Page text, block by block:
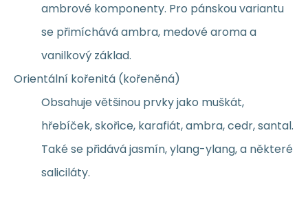
ambrové komponenty. Pro pánskou variantu
se přimíchává ambra, medové aroma a
vanilkový základ.
Orientální kořenitá (kořeněná)
Obsahuje většinou prvky jako muškát,
hřebíček, skořice, karafiát, ambra, cedr, santal.
Také se přidává jasmín, ylang-ylang, a některé
saliciláty.